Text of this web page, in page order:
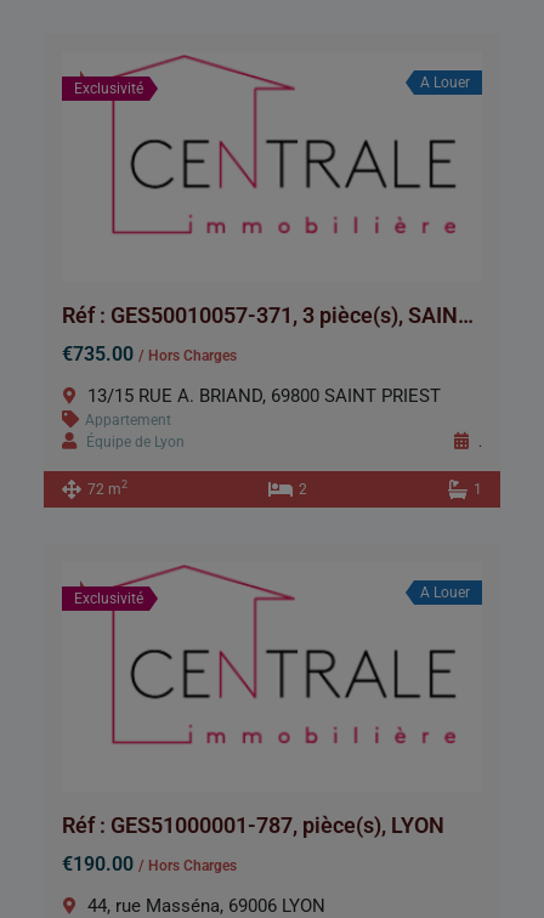
Exclusivité A Louer
Réf : GES50010057-371, 3 pièce(s), SAINT PRIEST
€735.00 / Hors Charges
13/15 RUE A. BRIAND, 69800 SAINT PRIEST
Appartement
Équipe de Lyon
.
72 m2 2 1
Exclusivité A Louer
Réf : GES51000001-787, pièce(s), LYON
€190.00 / Hors Charges
44, rue Masséna, 69006 LYON